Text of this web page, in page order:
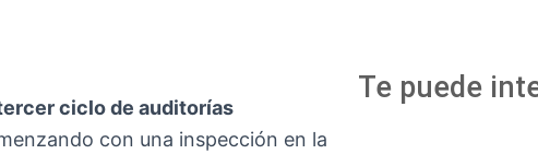
ciclo de auditorías
con una inspección en la
Te puede